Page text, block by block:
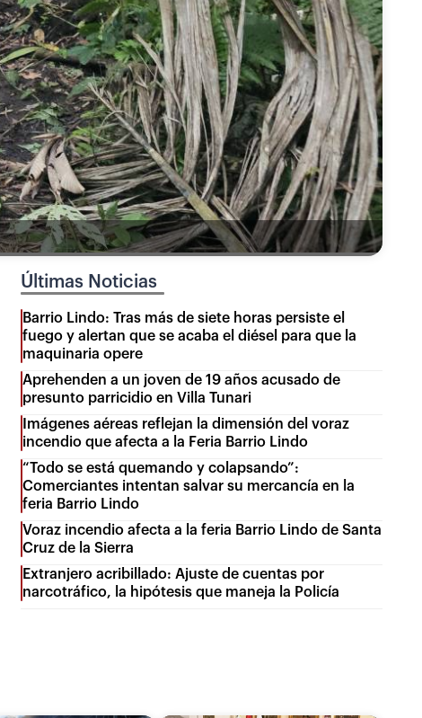
Últimas Noticias
Barrio Lindo: Tras más de siete horas persiste el
fuego y alertan que se acaba el diésel para que la
maquinaria opere
Aprehenden a un joven de 19 años acusado de
presunto parricidio en Villa Tunari
Imágenes aéreas reflejan la dimensión del voraz
incendio que afecta a la Feria Barrio Lindo
“Todo se está quemando y colapsando”:
Comerciantes intentan salvar su mercancía en la
feria Barrio Lindo
Voraz incendio afecta a la feria Barrio Lindo de Santa
Cruz de la Sierra
Extranjero acribillado: Ajuste de cuentas por
narcotráfico, la hipótesis que maneja la Policía